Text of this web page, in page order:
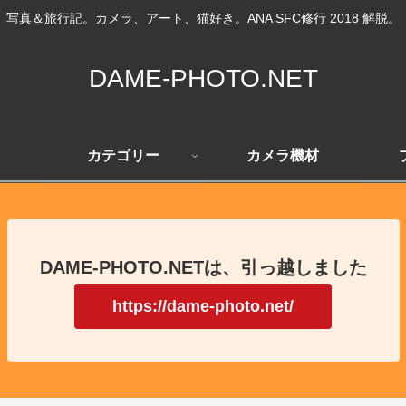
写真＆旅行記。カメラ、アート、猫好き。ANA SFC修行 2018 解脱。
DAME-PHOTO.NET
カテゴリー カメラ機材
DAME-PHOTO.NETは、引っ越しました
https://dame-photo.net/